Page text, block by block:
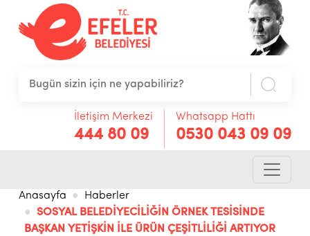
İletişim Merkezi
444 80 09
Whatsapp Hattı
0530 043 09 09
Anasayfa
Haberler
SOSYAL BELEDİYECİLİĞİN ÖRNEK TESİSİNDE
BAŞKAN YETİŞKİN İLE ÜRÜN ÇEŞİTLİLİĞİ ARTIYOR